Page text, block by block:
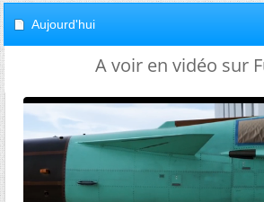
Aujourd'hui
A voir en vidéo sur